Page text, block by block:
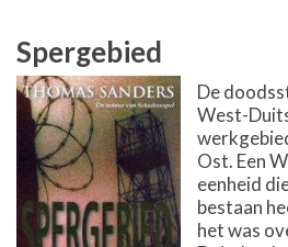
Spergebied
De
West-
Ost. Een
eenheid
bestaan
het was